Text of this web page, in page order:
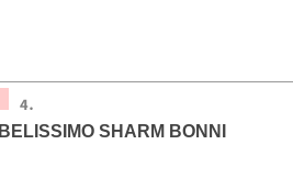
BELISSIMO SHARM BONNI